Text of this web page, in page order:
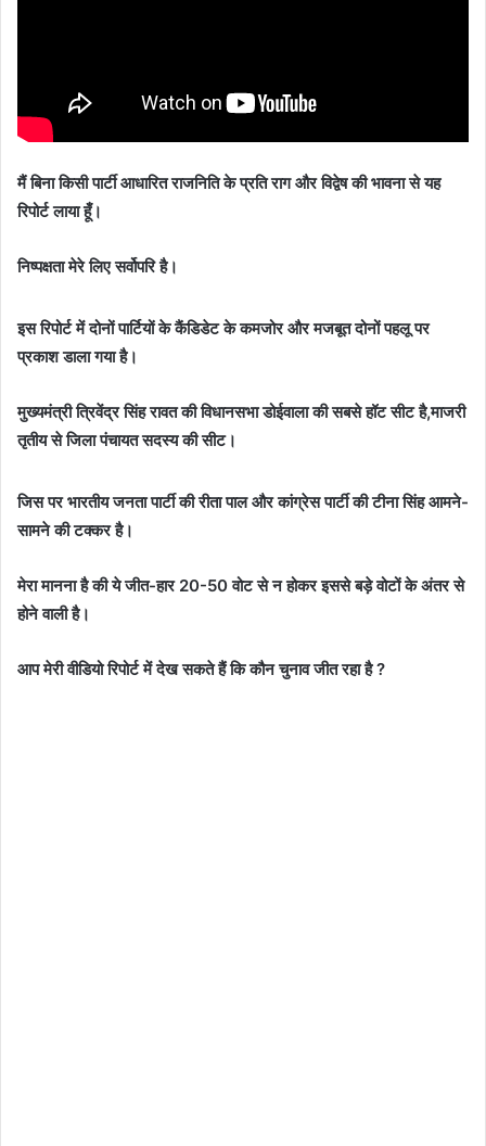
मैं बिना किसी पार्टी आधारित राजनिति के प्रति राग और विद्वेष की भावना से यह
रिपोर्ट लाया हूँ।
निष्पक्षता मेरे लिए सर्वोपरि है।
इस रिपोर्ट में दोनों पार्टियों के कैंडिडेट के कमजोर और मजबूत दोनों पहलू पर
प्रकाश डाला गया है।
मुख्यमंत्री त्रिवेंद्र सिंह रावत की विधानसभा डोईवाला की सबसे हॉट सीट है,माजरी
तृतीय से जिला पंचायत सदस्य की सीट।
जिस पर भारतीय जनता पार्टी की रीता पाल और कांग्रेस पार्टी की टीना सिंह आमने-
सामने की टक्कर है।
मेरा मानना है की ये जीत-हार 20-50 वोट से न होकर इससे बड़े वोटों के अंतर से
होने वाली है।
आप मेरी वीडियो रिपोर्ट में देख सकते हैं कि कौन चुनाव जीत रहा है ?